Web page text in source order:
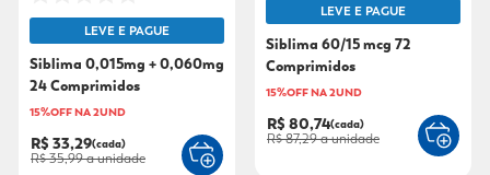
9 º
fralda xg
10º shampoo
LEVE E PAGUE
Siblima 0,015mg + 0,060mg
24 Comprimidos
15%OFF NA 2UND
R$ 33,29(cada)
R$ 35,99a unidade
LEVE E PAGUE
Siblima 60/15 mcg 72
Comprimidos
15%OFF NA 2UND
R$ 80,74(cada)
R$ 87,29a unidade